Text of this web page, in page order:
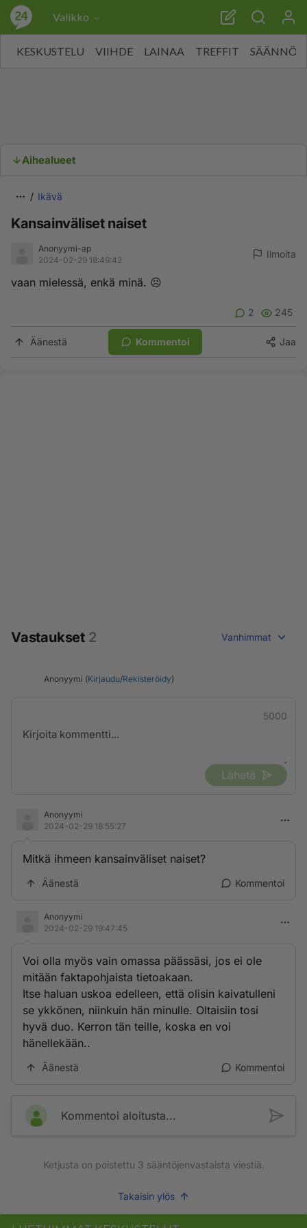
Valikko
KESKUSTELU VIIHDE LAINAA TREFFIT SÄÄNNÖT
Aihealueet
Ikävä
Kansainväliset naiset
Anonyymi-ap
2024-02-29 18:49:42
Ilmoita
vaan mielessä, enkä minä. ☹️
2 245
Äänestä Kommentoi Jaa
Vastaukset 2 Vanhimmat
Anonyymi (Kirjaudu/Rekisteröidy)
5000
Lähetä
Anonyymi
2024-02-29 18:55:27
Mitkä ihmeen kansainväliset naiset?
Äänestä Kommentoi
Anonyymi
2024-02-29 19:47:45
Voi olla myös vain omassa päässäsi, jos ei ole
mitään faktapohjaista tietoakaan.
Itse haluan uskoa edelleen, että olisin kaivatulleni
se ykkönen, niinkuin hän minulle. Oltaisiin tosi
hyvä duo. Kerron tän teille, koska en voi
hänellekään..
Äänestä Kommentoi
Kommentoi aloitusta...
Ketjusta on poistettu 3 sääntöjenvastaista viestiä.
Takaisin ylös